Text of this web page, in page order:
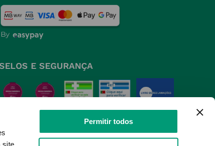
Permitir todos
E SEGURANÇA